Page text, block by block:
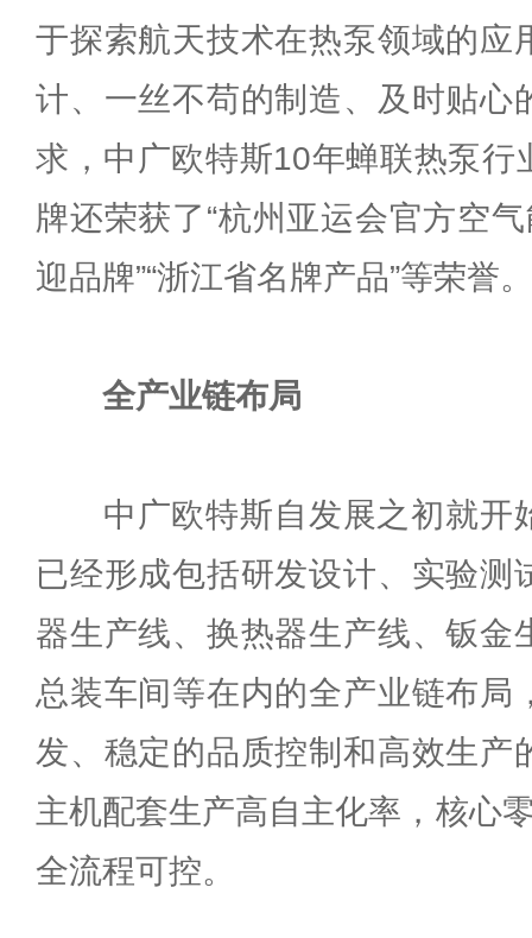
于探索航天技术在热泵领域的应
计、一丝不苟的制造、及时贴心
求，中广欧特斯10年蝉联热泵行
牌还荣获了“杭州亚运会官方空
迎品牌”“浙江省名牌产品”等荣誉。
全产业链布局
中广欧特斯自发展之初就开
已经形成包括研发设计、实验测
器生产线、换热器生产线、钣金
总装车间等在内的全产业链布局
发、稳定的品质控制和高效生产
主机配套生产高自主化率，核心
全流程可控。